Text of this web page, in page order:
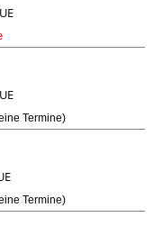
Termine)
Termine)